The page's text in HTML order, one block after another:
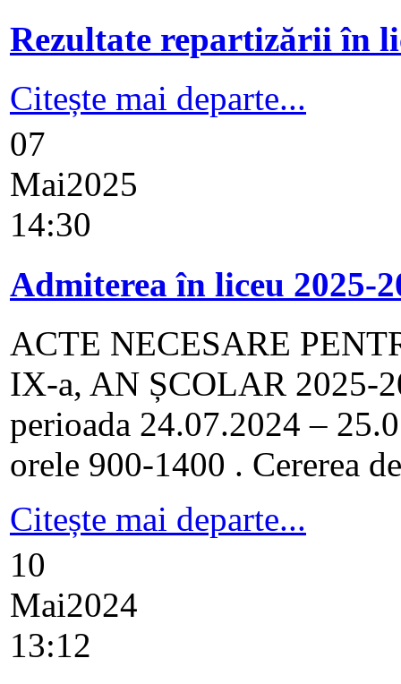
Rezultate repartizării în
Citește mai departe...
07
Mai2025
14:30
Admiterea în liceu 2025-
ACTE NECESARE
IX-a, AN ȘCOLAR 2025-
perioada 24.07.2024 –
orele 900-1400 . Cererea
Citește mai departe...
10
Mai2024
13:12